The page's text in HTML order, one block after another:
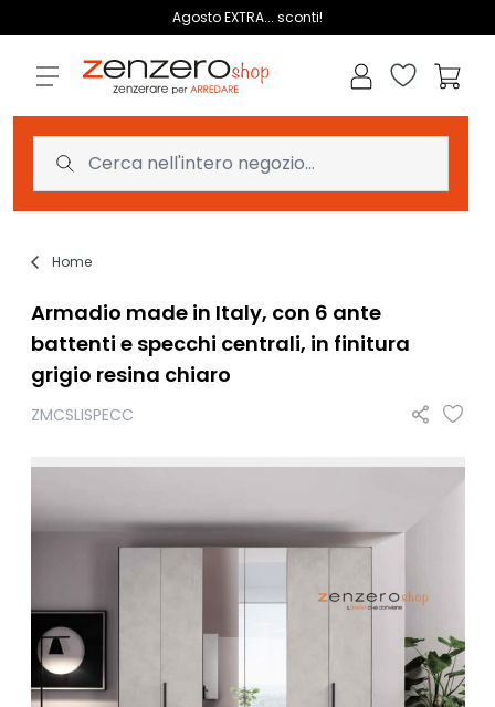
Agosto EXTRA... sconti!
Lista dei
Home
Armadio made in Italy, con 6 ante
battenti e specchi centrali, in finitura
grigio resina chiaro
ZMCSLISPECC